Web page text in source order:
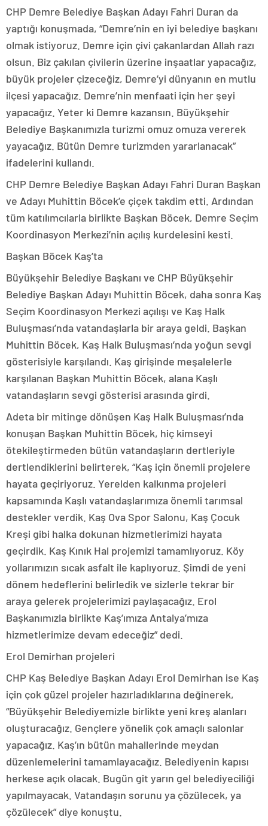
CHP Demre Belediye Başkan Adayı Fahri Duran da
yaptığı konuşmada, “Demre’nin en iyi belediye başkanı
olmak istiyoruz. Demre için çivi çakanlardan Allah razı
olsun. Biz çakılan çivilerin üzerine inşaatlar yapacağız,
büyük projeler çizeceğiz, Demre’yi dünyanın en mutlu
ilçesi yapacağız. Demre’nin menfaati için her şeyi
yapacağız. Yeter ki Demre kazansın. Büyükşehir
Belediye Başkanımızla turizmi omuz omuza vererek
yayacağız. Bütün Demre turizmden yararlanacak”
ifadelerini kullandı.
CHP Demre Belediye Başkan Adayı Fahri Duran Başkan
ve Adayı Muhittin Böcek’e çiçek takdim etti. Ardından
tüm katılımcılarla birlikte Başkan Böcek, Demre Seçim
Koordinasyon Merkezi’nin açılış kurdelesini kesti.
Başkan Böcek Kaş’ta
Büyükşehir Belediye Başkanı ve CHP Büyükşehir
Belediye Başkan Adayı Muhittin Böcek, daha sonra Kaş
Seçim Koordinasyon Merkezi açılışı ve Kaş Halk
Buluşması’nda vatandaşlarla bir araya geldi. Başkan
Muhittin Böcek, Kaş Halk Buluşması’nda yoğun sevgi
gösterisiyle karşılandı. Kaş girişinde meşalelerle
karşılanan Başkan Muhittin Böcek, alana Kaşlı
vatandaşların sevgi gösterisi arasında girdi.
Adeta bir mitinge dönüşen Kaş Halk Buluşması’nda
konuşan Başkan Muhittin Böcek, hiç kimseyi
ötekileştirmeden bütün vatandaşların dertleriyle
dertlendiklerini belirterek, “Kaş için önemli projelere
hayata geçiriyoruz. Yerelden kalkınma projeleri
kapsamında Kaşlı vatandaşlarımıza önemli tarımsal
destekler verdik. Kaş Ova Spor Salonu, Kaş Çocuk
Kreşi gibi halka dokunan hizmetlerimizi hayata
geçirdik. Kaş Kınık Hal projemizi tamamlıyoruz. Köy
yollarımızın sıcak asfalt ile kaplıyoruz. Şimdi de yeni
dönem hedeflerini belirledik ve sizlerle tekrar bir
araya gelerek projelerimizi paylaşacağız. Erol
Başkanımızla birlikte Kaş’ımıza Antalya’mıza
hizmetlerimize devam edeceğiz” dedi.
Erol Demirhan projeleri
CHP Kaş Belediye Başkan Adayı Erol Demirhan ise Kaş
için çok güzel projeler hazırladıklarına değinerek,
“Büyükşehir Belediyemizle birlikte yeni kreş alanları
oluşturacağız. Gençlere yönelik çok amaçlı salonlar
yapacağız. Kaş’ın bütün mahallerinde meydan
düzenlemelerini tamamlayacağız. Belediyenin kapısı
herkese açık olacak. Bugün git yarın gel belediyeciliği
yapılmayacak. Vatandaşın sorunu ya çözülecek, ya
çözülecek” diye konuştu.